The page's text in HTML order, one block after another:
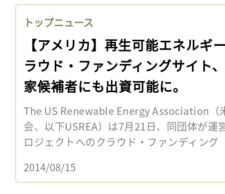
トップニュース
【アメリカ】再生可能エネルギ
ラウド・ファンディングサイト
家候補者にも出資可能に。
The US Renewable Energy Association（
会、以下USREA）は7月21日、同団体が運
ロジェクトへのクラウド・ファンディン
2014/08/15